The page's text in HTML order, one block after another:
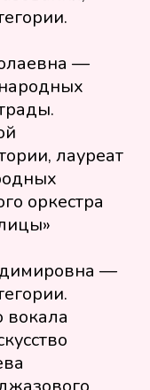
—
лауреат
оркестра
—
вокала